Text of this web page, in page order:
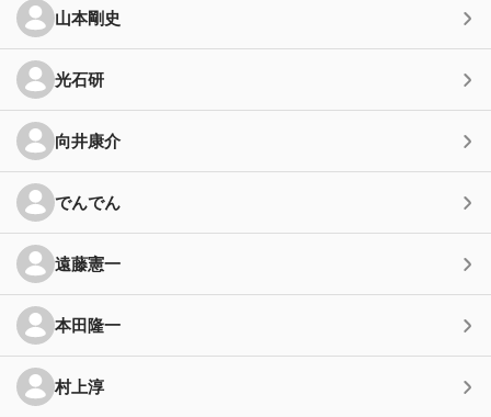
山本剛史
光石研
向井康介
でんでん
遠藤憲一
本田隆一
村上淳